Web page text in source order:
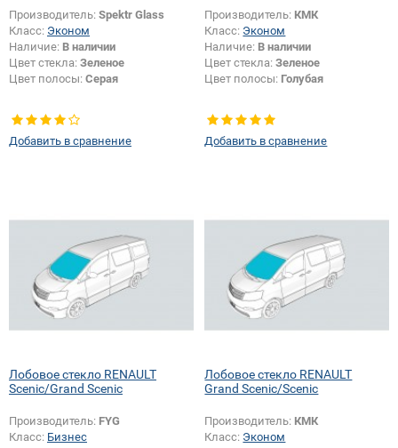
Производитель: Spektr Glass
Класс: Эконом
Наличие: В наличии
Цвет стекла: Зеленое
Цвет полосы: Серая
Добавить в сравнение
Производитель: КМК
Класс: Эконом
Наличие: В наличии
Цвет стекла:Зеленое
Цвет полосы: Голубая
Добавить в сравнение
Лобовое стекло RENAULT
Scenic/Grand Scenic
Производитель: FYG
Класс: Бизнес
Лобовое стекло RENAULT
Grand Scenic/Scenic
Производитель: КМК
Класс: Эконом